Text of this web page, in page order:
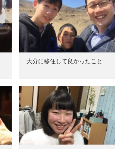
大分に移住して良かったこと